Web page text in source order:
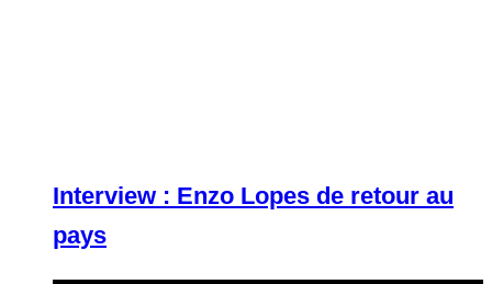
Interview : Enzo Lopes de retour au
pays